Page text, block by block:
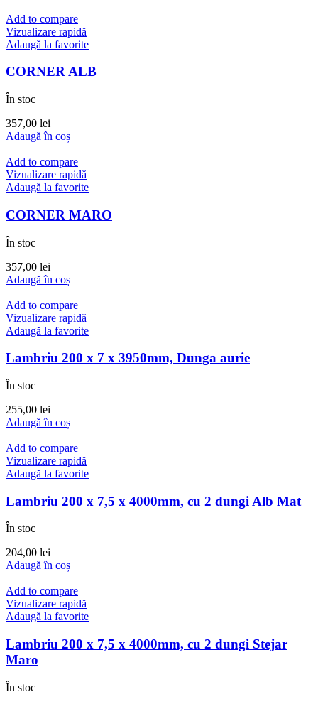
Add to compare
Vizualizare rapidă
Adaugă la favorite
CORNER ALB
În stoc
357,00 lei
Adaugă în coș
Add to compare
Vizualizare rapidă
Adaugă la favorite
CORNER MARO
În stoc
357,00 lei
Adaugă în coș
Add to compare
Vizualizare rapidă
Adaugă la favorite
Lambriu 200 x 7 x 3950mm, Dunga aurie
În stoc
255,00 lei
Adaugă în coș
Add to compare
Vizualizare rapidă
Adaugă la favorite
Lambriu 200 x 7,5 x 4000mm, cu 2 dungi Alb Mat
În stoc
204,00 lei
Adaugă în coș
Add to compare
Vizualizare rapidă
Adaugă la favorite
Lambriu 200 x 7,5 x 4000mm, cu 2 dungi Stejar
Maro
În stoc